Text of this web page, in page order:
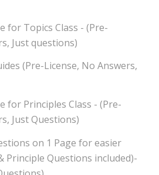
for Topics Class - (Pre-
Just questions)
(Pre-License, No Answers,
for Principles Class - (Pre-
Just Questions)
on 1 Page for easier
Principle Questions included)-